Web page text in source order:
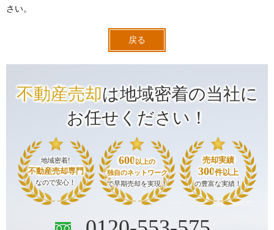
さい。
戻る
不動産売却は地域密着の当社に
お任せください！
地域密着!
不動産売却専門
なので安心！
600 以上の
独自のネットワーク
で早期売却を実現！
売却実績
300件以上
の豊富な実績！